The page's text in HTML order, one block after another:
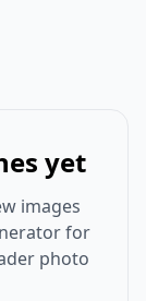
yet
images
for
photo